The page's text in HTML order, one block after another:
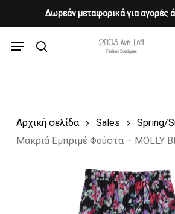
Δωρεάν μεταφορικά για αγορές
content
Menu
Cart
Αρχική σελίδα Sales Spring/
Μακριά Εμπριμέ Φούστα – MOLLY